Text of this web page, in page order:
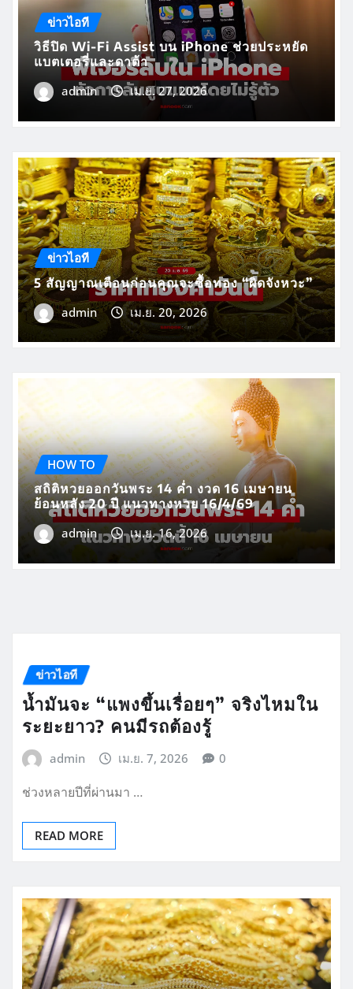
ข่าวไอที
วิธีปิด Wi-Fi Assist บน iPhone ช่วยประหยัด
แบตเตอรี่และดาต้า
admin
เม.ย. 27, 2026
ข่าวไอที
5 สัญญาณเตือนก่อนคุณจะซื้อทอง “ผิดจังหวะ”
admin
เม.ย. 20, 2026
HOW TO
สถิติหวยออกวันพระ 14 ค่ำ งวด 16 เมษายน
ย้อนหลัง 20 ปี แนวทางหวย 16/4/69
admin
เม.ย. 16, 2026
ข่าวไอที
น้ำมันจะ “แพงขึ้นเรื่อยๆ” จริงไหมใน
ระยะยาว? คนมีรถต้องรู้
admin เม.ย. 7, 2026 0
ช่วงหลายปีที่ผ่านมา …
READ MORE